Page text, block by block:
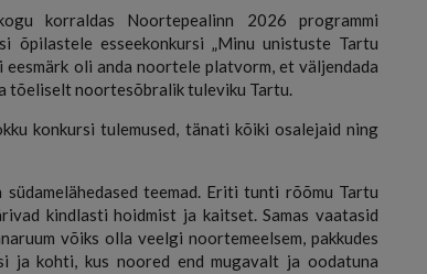
korraldas Noortepealinn 2026 programmi
õpilastele esseekonkursi „Minu unistuste Tartu
eesmärk oli anda noortele platvorm, et väljendada
tõeliselt noortesõbralik tuleviku Tartu.
konkursi tulemused, tänati kõiki osalejaid ning
teemad. Eriti tunti rõõmu Tartu
kindlasti hoidmist ja kaitset. Samas vaatasid
võiks olla veelgi noortemeelsem, pakkudes
ja kohti, kus noored end mugavalt ja oodatuna